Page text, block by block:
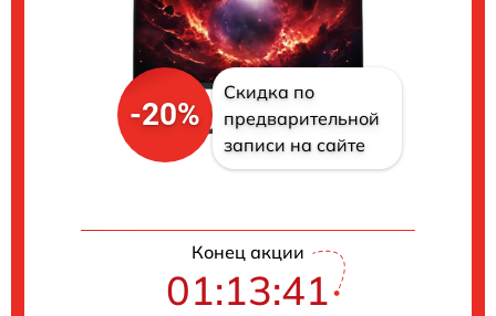
-20%
Скидка по
предварительной
записи на сайте
Конец акции
01:13:41